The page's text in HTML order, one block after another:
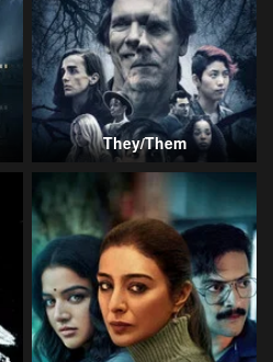
They/Them